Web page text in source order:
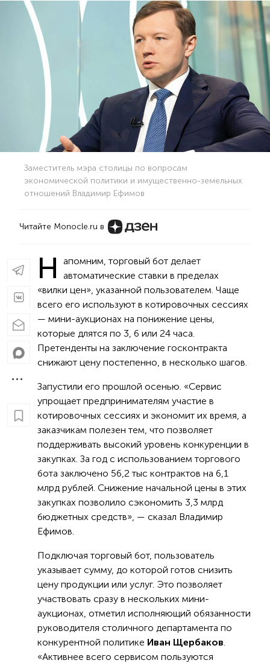
Заместитель мэра столицы по вопросам
экономической политики и имущественно-земельных
отношений Владимир Ефимов
Читайте Monocle.ru в
Н
апомним, торговый бот делает
автоматические ставки в пределах
«вилки цен», указанной пользователем. Чаще
всего его используют в котировочных сессиях
— мини-аукционах на понижение цены,
которые длятся по 3, 6 или 24 часа.
Претенденты на заключение госконтракта
снижают цену постепенно, в несколько шагов.
Запустили его прошлой осенью. «Сервис
упрощает предпринимателям участие в
котировочных сессиях и экономит их время, а
заказчикам полезен тем, что позволяет
поддерживать высокий уровень конкуренции в
закупках. За год с использованием торгового
бота заключено 56,2 тыс контрактов на 6,1
млрд рублей. Снижение начальной цены в этих
закупках позволило сэкономить 3,3 млрд
бюджетных средств», — сказал Владимир
Ефимов.
Подключая торговый бот, пользователь
указывает сумму, до которой готов снизить
цену продукции или услуг. Это позволяет
участвовать сразу в нескольких мини-
аукционах, отметил исполняющий обязанности
руководителя столичного департамента по
конкурентной политике Иван Щербаков
«Активнее всего сервисом пользуются